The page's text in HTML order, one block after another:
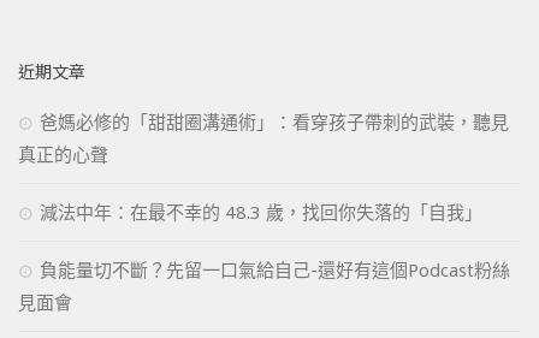
近期文章
爸媽必修的「甜甜圈溝通術」：看穿孩子帶刺的武裝，聽見
真正的心聲
減法中年：在最不幸的 48.3 歲，找回你失落的「自我」
負能量切不斷？先留一口氣給自己-還好有這個Podcast粉絲
見面會